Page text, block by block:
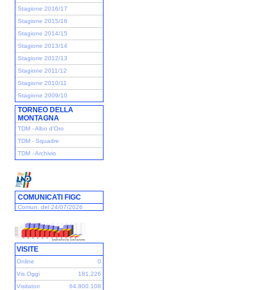
Stagione 2016/17
Stagione 2015/16
Stagione 2014/15
Stagione 2013/14
Stagione 2012/13
Stagione 2011/12
Stagione 2010/11
Stagione 2009/10
TORNEO DELLA
MONTAGNA
TDM - Albo d'Oro
TDM - Squadre
TDM - Archivio
COMUNICATI FIGC
Comun. del 24/07/2026
VISITE
Online
0
Vis.Oggi
181.226
Visitatori
64.800.108